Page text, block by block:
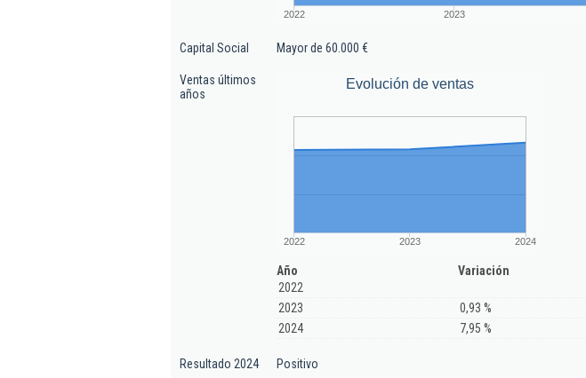
2022 2023
Capital Social Mayor de 60.000 €
Ventas últimos
años
Evolución de ventas
2022 2023 2024
Año
Variación
2022
2023
0,93 %
2024
7,95 %
Resultado 2024 Positivo